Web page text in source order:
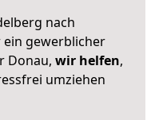
nach
gewerblicher
Donau, wir helfen,
umziehen